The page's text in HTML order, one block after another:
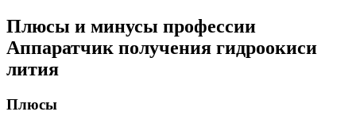
Плюсы и минусы профессии
Аппаратчик получения гидроокиси
лития
Плюсы